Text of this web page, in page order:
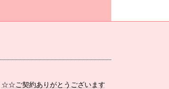
☆☆ご契約ありがとうございます